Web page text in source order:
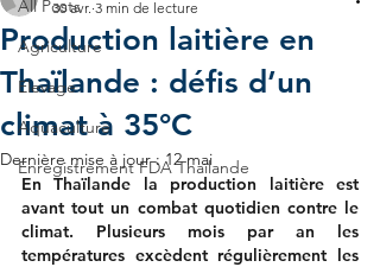
All Posts
Agriculture
Elevage
Aquaculture
Enregistrement FDA Thaïlande
Production laitière en
Thaïlande : défis d’un
climat à 35°C
30 avr. 3 min de lecture
Dernière mise à jour :12 mai
En Thaïlande la production laitière est
avant tout un combat quotidien contre le
climat. Plusieurs mois par an les
températures excèdent régulièrement les